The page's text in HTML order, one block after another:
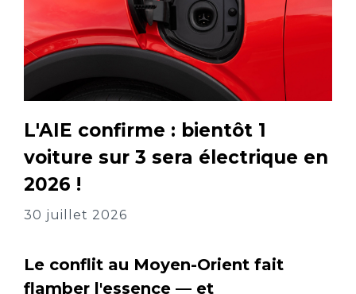
L'AIE confirme : bientôt 1
voiture sur 3 sera électrique en
2026 !
30 juillet 2026
Le conflit au Moyen-Orient fait
flamber l'essence — et